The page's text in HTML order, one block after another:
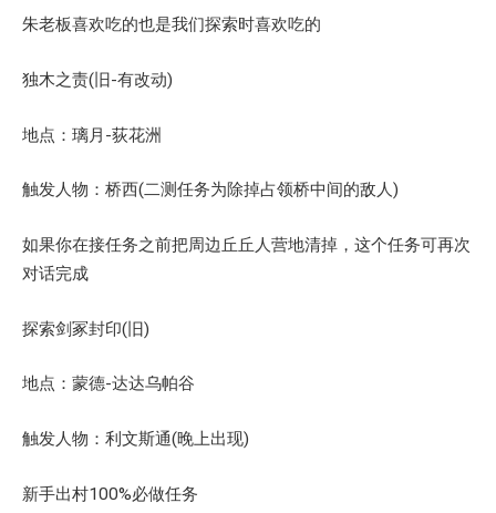
朱老板喜欢吃的也是我们探索时喜欢吃的
独木之责(旧-有改动)
地点：璃月-荻花洲
触发人物：桥西(二测任务为除掉占领桥中间的敌人)
如果你在接任务之前把周边丘丘人营地清掉，这个任务可再次
对话完成
探索剑冢封印(旧)
地点：蒙德-达达乌帕谷
触发人物：利文斯通(晚上出现)
新手出村100%必做任务